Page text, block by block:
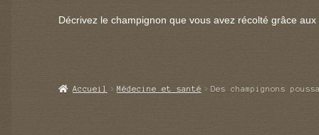
Décrivez le champignon que vous avez récolté grâce
Accueil Médecine et santé Des champignons